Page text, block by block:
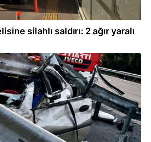
silahlı saldırı: 2 ağır yaralı